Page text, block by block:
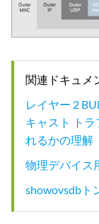
関連ドキュメ
レイヤー 2
キャスト ト
れるかの理解
物理デバイス
showovsdbト